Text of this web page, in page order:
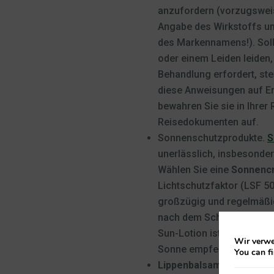
anzufordern
Angabe des Wirkstoffs
des Markennamens!).
oder einem Leiden
Behandlung erfordert,
diese Anweisungen auf
bewahren Sie sie in Ihrer
Reisedokumenten auf.
Sonnenschutzprodukte.
unerlässlich,
Wählen Sie eine
Lichtschutzfaktor (LSF
großzügig und
nach dem Schwitzen
Sun-Lotion ist nach
Sonne empfehlenswert.
Lippenbalsam
Wir
You can